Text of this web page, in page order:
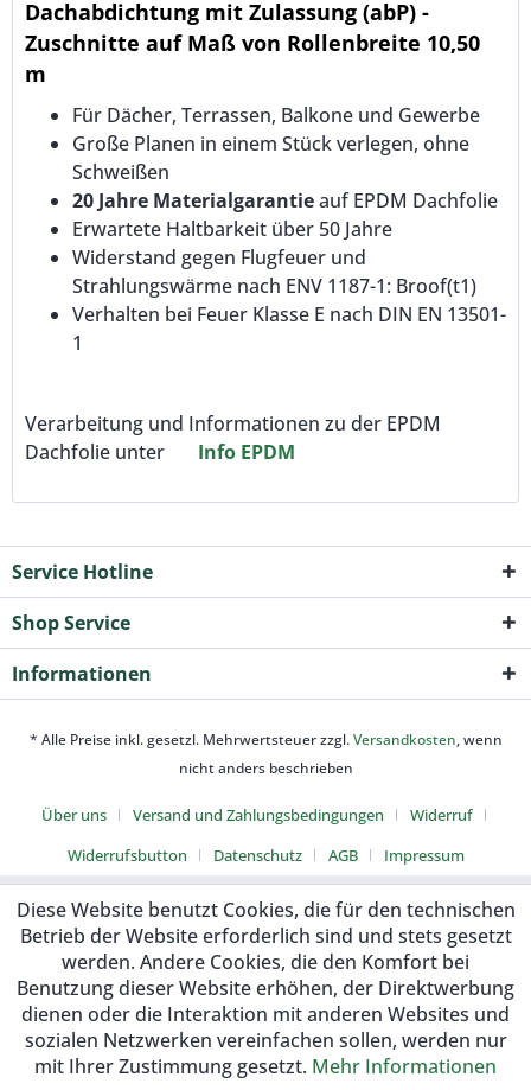
Dachabdichtung mit Zulassung (abP) -
Zuschnitte auf Maß von Rollenbreite 10,50
m
Für Dächer, Terrassen, Balkone und Gewerbe
Große Planen in einem Stück verlegen, ohne
Schweißen
20 Jahre Materialgarantieauf EPDM Dachfolie
Erwartete Haltbarkeit über 50 Jahre
Widerstand gegen Flugfeuer und
Strahlungswärme nach ENV 1187-1: Broof(t1)
Verhalten bei Feuer Klasse E nach DIN EN 13501-
1
Verarbeitung und Informationen zu der EPDM
Dachfolie unter
Info EPDM
Service Hotline
Shop Service
Informationen
* Alle Preise inkl. gesetzl. Mehrwertsteuer zzgl.Versandkosten, wenn
nicht anders beschrieben
Über uns Versand und Zahlungsbedingungen
Widerruf
Widerrufsbutton
Datenschutz AGB Impressum
Diese Website benutzt Cookies, die für den technischen
Betrieb der Website erforderlich sind und stets gesetzt
werden. Andere Cookies, die den Komfort bei
Benutzung dieser Website erhöhen, der Direktwerbung
dienen oder die Interaktion mit anderen Websites und
sozialen Netzwerken vereinfachen sollen, werden nur
mit Ihrer Zustimmung gesetzt. Mehr Informationen